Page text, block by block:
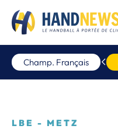
Champ. Français
LBE - METZ